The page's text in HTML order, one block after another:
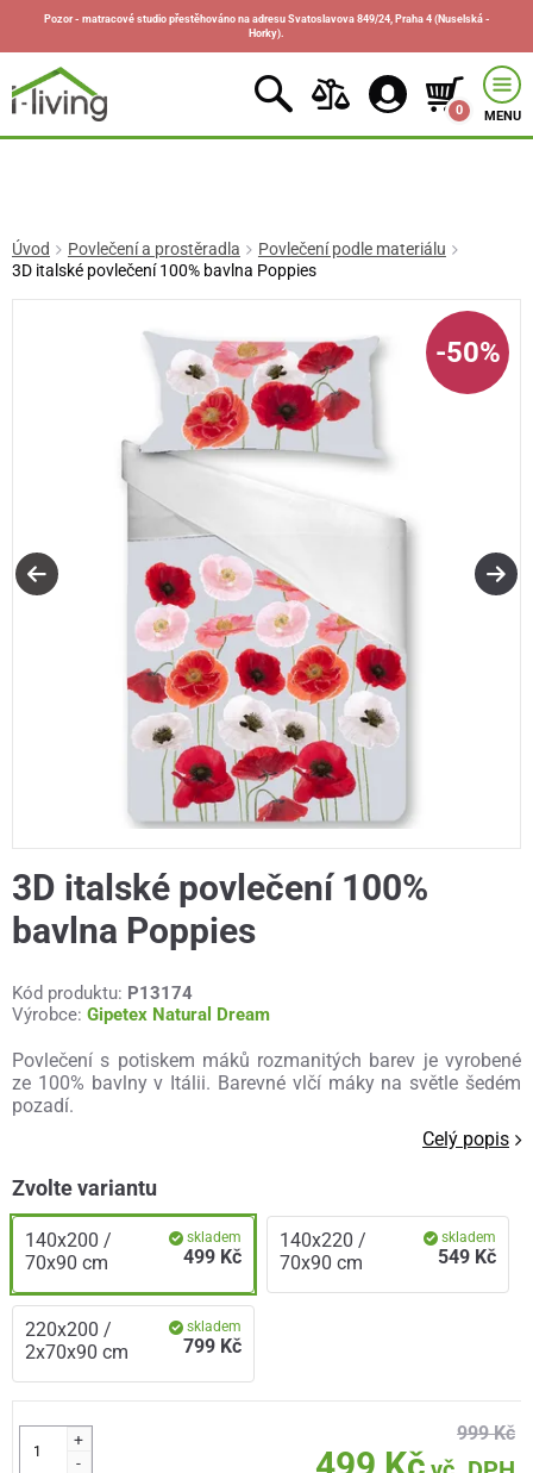
Pozor - matracové studio přestěhováno na adresu Svatoslavova 849/24, Praha 4 (Nuselská -
Horky).
0 MENU
Úvod Povlečení a prostěradla
Povlečení podle materiálu
3D italské povlečení 100% bavlna Poppies
-50%
3D italské povlečení 100%
bavlna Poppies
Kód produktu: P13174
Výrobce: Gipetex Natural Dream
Povlečení s potiskem máků rozmanitých barev je vyrobené
ze 100% bavlny v Itálii. Barevné vlčí máky na světle šedém
pozadí.
Celý popis
Zvolte variantu
140x200 /
70x90 cm
skladem
499 Kč
140x220 /
70x90 cm
skladem
549 Kč
220x200 /
2x70x90 cm
skladem
799 Kč
+
-
999 Kč